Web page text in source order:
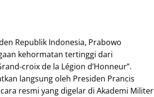
Republik Indonesia, Prabowo
kehormatan tertinggi dari
croix de la Légion d’Honneur”.
langsung oleh Presiden Prancis
resmi yang digelar di Akademi Militer